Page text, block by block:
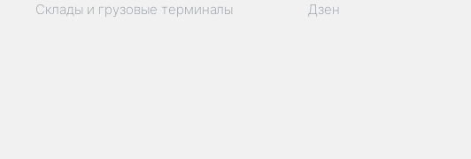
Склады и грузовые терминалы Дзен